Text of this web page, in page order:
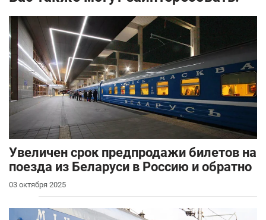
Увеличен срок предпродажи билетов на
поезда из Беларуси в Россию и обратно
03 октября 2025